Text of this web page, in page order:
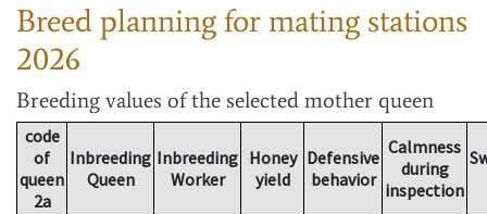
Breed planning for mating stations
2026
Breeding values of the selected mother queen
code
of
queen
2a
Inbreeding
Queen
Inbreeding
Worker
Honey
yield
Defensive
behavior
Calmness
during
inspection